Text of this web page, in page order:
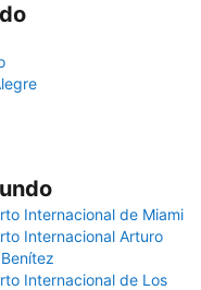
Internacional de Miami
Internacional Arturo
Internacional de Los